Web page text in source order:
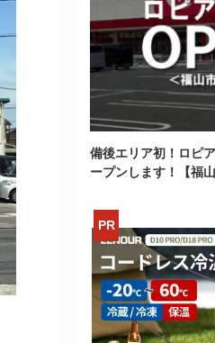
備後エリア初！ロピ
ープンします！【福山